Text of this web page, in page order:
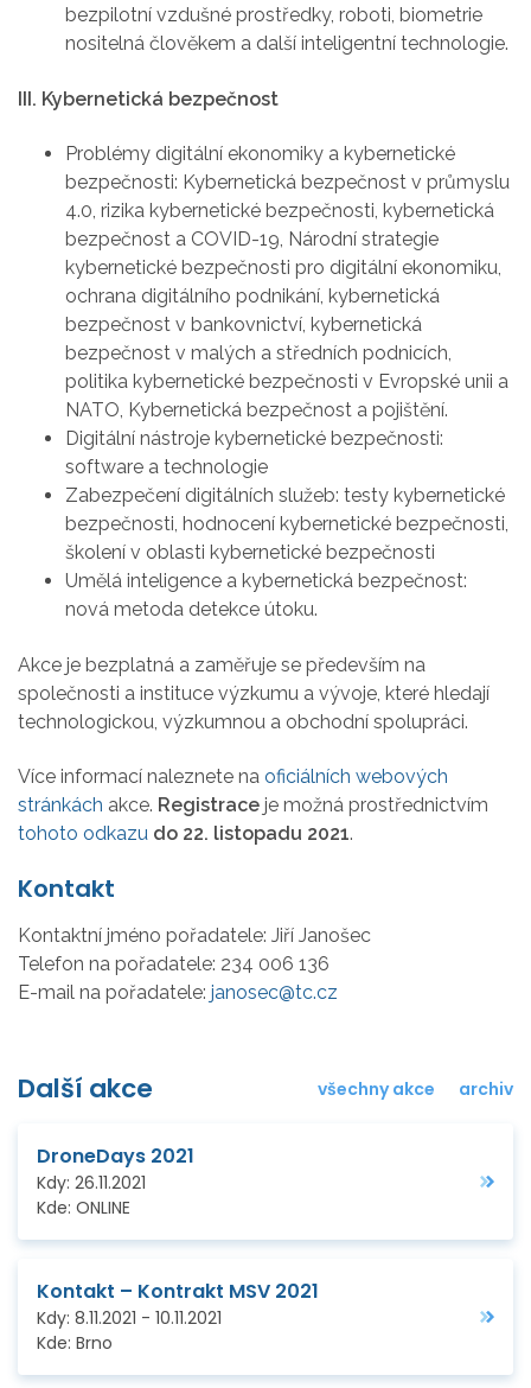
bezpilotní vzdušné prostředky, roboti, biometrie
nositelná člověkem a další inteligentní technologie.
III. Kybernetická bezpečnost
Problémy digitální ekonomiky a kybernetické
bezpečnosti: Kybernetická bezpečnost v průmyslu
4.0, rizika kybernetické bezpečnosti, kybernetická
bezpečnost a COVID-19, Národní strategie
kybernetické bezpečnosti pro digitální ekonomiku,
ochrana digitálního podnikání, kybernetická
bezpečnost v bankovnictví, kybernetická
bezpečnost v malých a středních podnicích,
politika kybernetické bezpečnosti v Evropské unii a
NATO, Kybernetická bezpečnost a pojištění.
Digitální nástroje kybernetické bezpečnosti:
software a technologie
Zabezpečení digitálních služeb: testy kybernetické
bezpečnosti, hodnocení kybernetické bezpečnosti,
školení v oblasti kybernetické bezpečnosti
Umělá inteligence a kybernetická bezpečnost:
nová metoda detekce útoku.
Akce je bezplatná a zaměřuje se především na
společnosti a instituce výzkumu a vývoje, které hledají
technologickou, výzkumnou a obchodní spolupráci.
Více informací naleznete na oficiálních webových
stránkách akce. Registrace je možná prostřednictvím
tohoto odkazu do 22. listopadu 2021.
Kontakt
Kontaktní jméno pořadatele: Jiří Janošec
Telefon na pořadatele: 234 006 136
E-mail na pořadatele: janosec@tc.cz
Další akce všechny akce archiv
DroneDays 2021
Kdy: 26.11.2021
Kde: ONLINE
Kontakt – Kontrakt MSV 2021
Kdy: 8.11.2021 - 10.11.2021
Kde: Brno